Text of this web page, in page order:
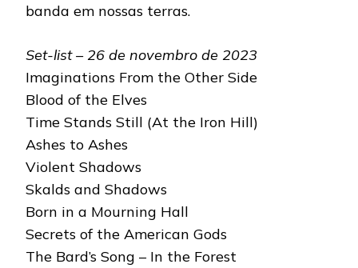
banda em nossas terras.
Set-list – 26 de novembro de 2023
Imaginations From the Other Side
Blood of the Elves
Time Stands Still (At the Iron Hill)
Ashes to Ashes
Violent Shadows
Skalds and Shadows
Born in a Mourning Hall
Secrets of the American Gods
The Bard’s Song – In the Forest